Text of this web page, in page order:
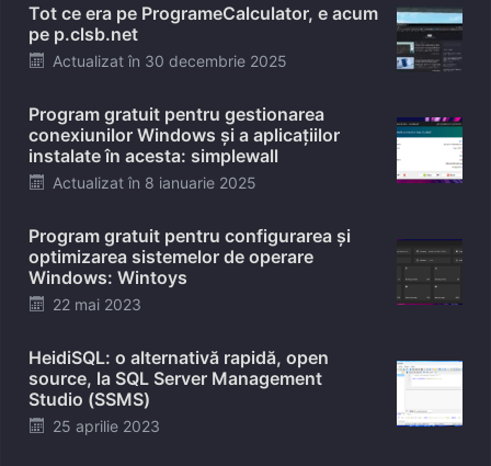
Tot ce era pe ProgrameCalculator, e acum
pe p.clsb.net
Posted
Actualizat în 30 decembrie 2025
Program gratuit pentru gestionarea
conexiunilor Windows și a aplicațiilor
instalate în acesta: simplewall
Posted
Actualizat în 8 ianuarie 2025
Program gratuit pentru configurarea și
optimizarea sistemelor de operare
Windows: Wintoys
Posted
22 mai 2023
HeidiSQL: o alternativă rapidă, open
source, la SQL Server Management
Studio (SSMS)
Posted
25 aprilie 2023